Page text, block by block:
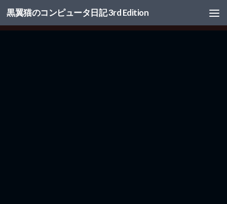
コンテンツへスキップ
黒翼猫のコンピュータ日記 3rd Edition